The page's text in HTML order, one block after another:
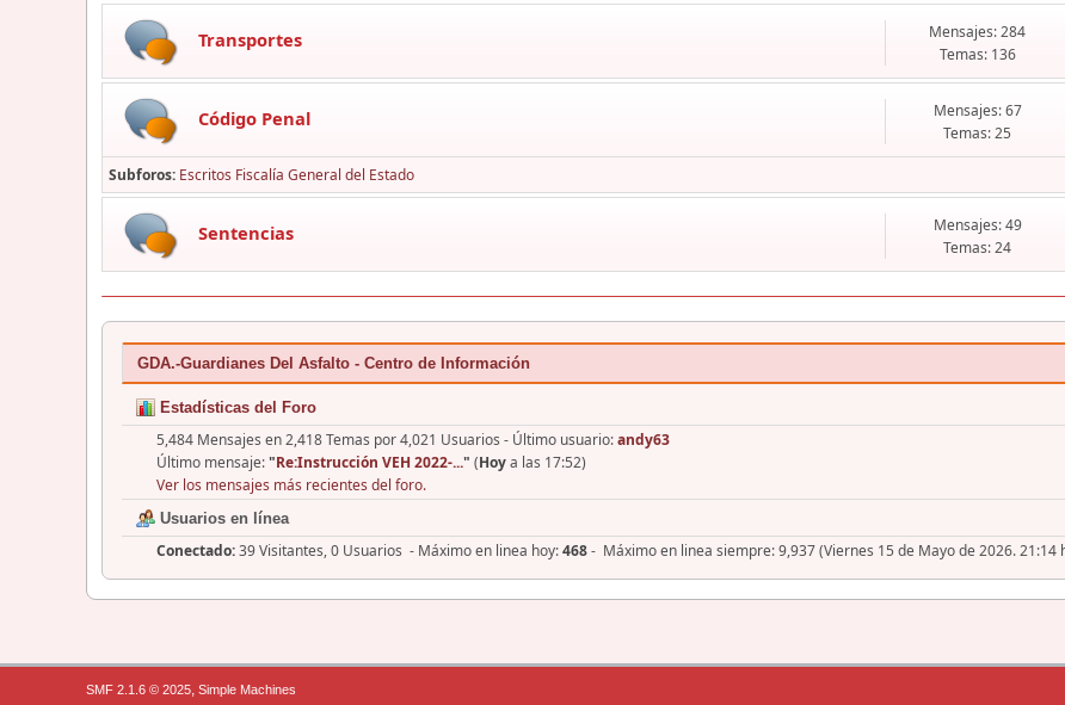
Transportes
Mensajes: 284
Temas: 136
Código Penal
Mensajes: 67
Temas: 25
Subforos Escritos Fiscalía General del Estado
Sentencias
Mensajes: 49
Temas: 24
GDA.-Guardianes Del Asfalto - Centro de Información
Estadísticas del Foro
5,484 Mensajes en 2,418 Temas por 4,021 Usuarios - Último usuario:andy63
Último mensaje:"Re:Instrucción VEH 2022-..." (Hoya las 17:52)
Ver los mensajes más recientes del foro.
Usuarios en línea
Conectado:39 Visitantes, 0 Usuarios - Máximo en linea hoy:468- Máximo en linea siempre: 9,937 (Viernes 15 de Mayo de 2026. 21:14
SMF 2.1.6 © 2025, Simple Machines